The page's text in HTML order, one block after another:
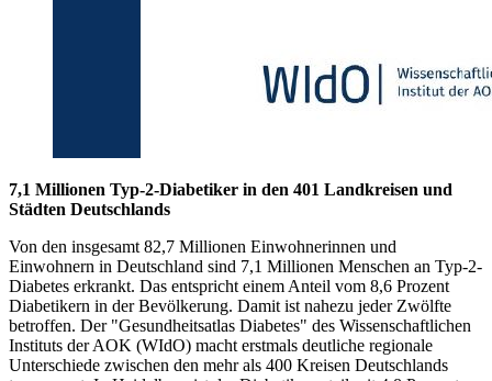
7,1 Millionen Typ-2-Diabetiker in den 401 Landkreisen und
Städten Deutschlands
Von den insgesamt 82,7 Millionen Einwohnerinnen und
Einwohnern in Deutschland sind 7,1 Millionen Menschen an Typ-2-
Diabetes erkrankt. Das entspricht einem Anteil vom 8,6 Prozent
Diabetikern in der Bevölkerung. Damit ist nahezu jeder Zwölfte
betroffen. Der "Gesundheitsatlas Diabetes" des Wissenschaftlichen
Instituts der AOK (WIdO) macht erstmals deutliche regionale
Unterschiede zwischen den mehr als 400 Kreisen Deutschlands